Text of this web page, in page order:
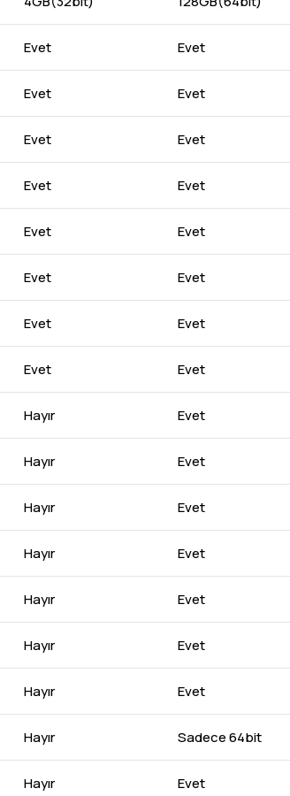
Evet Evet
Evet Evet
Evet Evet
Evet Evet
Evet Evet
Evet Evet
Evet Evet
Evet Evet
Hayır Evet
Hayır Evet
Hayır Evet
Hayır Evet
Hayır Evet
Hayır Evet
Hayır Evet
Hayır Sadece 64bit
Hayır Evet